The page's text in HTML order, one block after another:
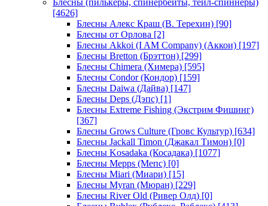
Блесны (пилькеры, спинербейты, тейл-спиннеры)
[4626]
Блесны Алекс Краш (В. Терехин) [90]
Блесны от Орлова [2]
Блесны Akkoi (I AM Company) (Аккои) [197]
Блесны Bretton (Брэттон) [299]
Блесны Chimera (Химера) [595]
Блесны Condor (Кондор) [159]
Блесны Daiwa (Дайва) [147]
Блесны Deps (Дэпс) [1]
Блесны Extreme Fishing (Экстрим Фишинг)
[367]
Блесны Grows Culture (Гровс Культур) [634]
Блесны Jackall Timon (Джакал Тимон) [0]
Блесны Kosadaka (Косадака) [1077]
Блесны Mepps (Мепс) [0]
Блесны Miari (Миари) [15]
Блесны Myran (Мюран) [229]
Блесны River Old (Ривер Олд) [0]